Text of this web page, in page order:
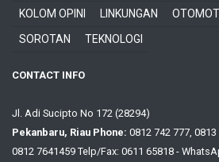
KOLOM OPINI
LINKUNGAN
SOROTAN
TEKNOLOGI
CONTACT INFO
Jl. Adi Sucipto No 172 (28294)
Pekanbaru, Riau Phone: 0812 742 777, 0813
0812 7641459 Telp/Fax: 0611 65818 -